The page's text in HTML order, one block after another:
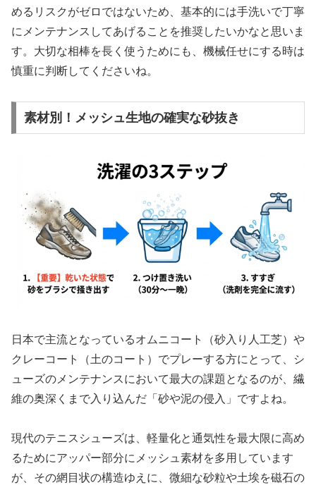
めるリスクがゼロではないため、基本的には手洗いで丁寧
にメンテナンスしてあげることを推奨したいかなと思いま
す。大切な相棒を長く使うためにも、機械任せにする時は
慎重に判断してくださいね。
素材別！メッシュ生地の確実な砂抜き
日本で主流となっているオムニコート（砂入り人工芝）や
クレーコート（土のコート）でプレーする方にとって、シ
ューズのメンテナンスにおいて最大の課題となるのが、繊
維の奥深くまで入り込んだ「砂や泥の侵入」ですよね。
現代のテニスシューズは、軽量化と通気性を最大限に高め
るためにアッパー部分にメッシュ素材を多用しています
が、その網目状の構造ゆえに、微細な砂粒や土埃を磁石の